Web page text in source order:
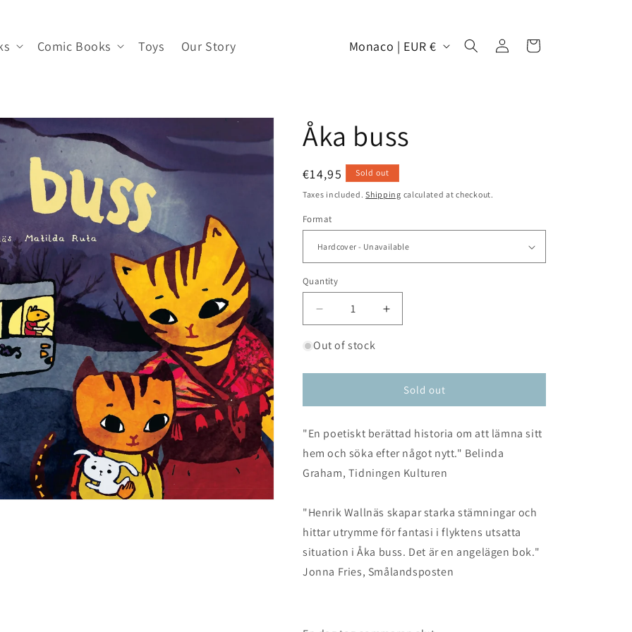
Comic Books Toys Our Story
C
t
r
y
/
g
n
Monaco | EUR €
in
Cart
Åka buss
Regular
price
€14,95 Sold out
Taxes included.Shipping calculated at checkout.
Format
Quantity
Decrease
quantity
for
buss
Increase
quantity
buss
Out of stock
Sold out
"En poetiskt berättad historia om att lämna sitt
hem och söka efter något nytt." Belinda
Graham, Tidningen Kulturen
"Henrik Wallnäs skapar starka stämningar och
hittar utrymme för fantasi i flyktens utsatta
situation i Åka buss. Det är en angelägen bok."
Jonna Fries, Smålandsposten